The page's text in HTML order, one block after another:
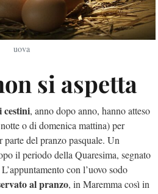
uova
si aspetta
cestini, anno dopo anno, hanno atteso
o di domenica mattina) per
parte del pranzo pasquale. Un
il periodo della Quaresima, segnato
con l’uovo sodo
al pranzo, in Maremma così in